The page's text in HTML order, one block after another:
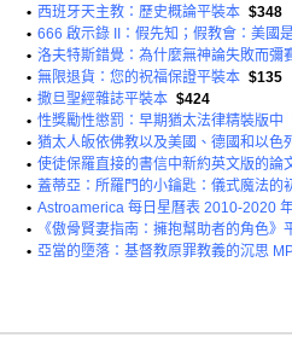
• 西班牙天主教：歷史概論平裝本 $348
•
• 洛夫特斯錯覺：為什麼無神論失敗而彌
• 無限退貨：您的祝福保證平裝本 $135
• 撒旦聖經雜誌平裝本 $424
• 性獎勵性懲罰：早期猶太法律精裝版中
•
• 使徒保羅直接的書信中新約英文版的論
• 蓋蒂亞：所羅門的小鑰匙：儀式魔法的
• Astroamerica 每日星曆表 2010-2020
•
《傲骨賢妻指南：擁抱幫助者的角色》
• 亞當的墮落：基督教原罪教義的沉思